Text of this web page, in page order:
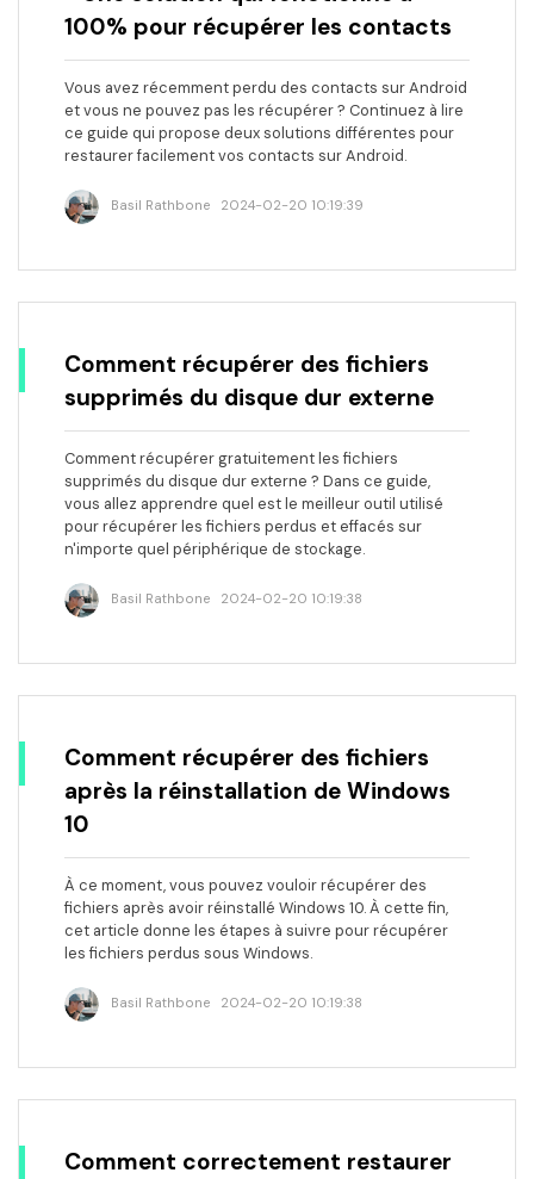
100% pour récupérer les contacts
Vous avez récemment perdu des contacts sur Android
et vous ne pouvez pas les récupérer ? Continuez à lire
ce guide qui propose deux solutions différentes pour
restaurer facilement vos contacts sur Android.
Basil Rathbone 2024-02-20 10:19:39
Comment récupérer des fichiers
supprimés du disque dur externe
Comment récupérer gratuitement les fichiers
supprimés du disque dur externe ? Dans ce guide,
vous allez apprendre quel est le meilleur outil utilisé
pour récupérer les fichiers perdus et effacés sur
n'importe quel périphérique de stockage.
Basil Rathbone 2024-02-20 10:19:38
Comment récupérer des fichiers
après la réinstallation de Windows
10
À ce moment, vous pouvez vouloir récupérer des
fichiers après avoir réinstallé Windows 10. À cette fin,
cet article donne les étapes à suivre pour récupérer
les fichiers perdus sous Windows.
Basil Rathbone 2024-02-20 10:19:38
Comment correctement restaurer